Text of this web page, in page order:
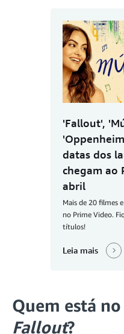
'Fallout',
datas dos
chegam ao
abril
Mais de 20 filmes
no Prime Video.
títulos!
Leia mais
Quem está
Fallout?